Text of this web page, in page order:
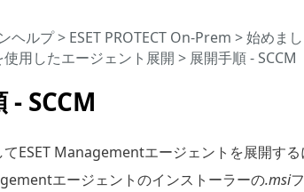
- SCCM
ヘルプ> ESET PROTECT On-Prem >始めま
使用したエージェント展開 > 展開手順 - SCCM
ESET Managementエージェントを展開する
エージェントのインストーラーの.msi